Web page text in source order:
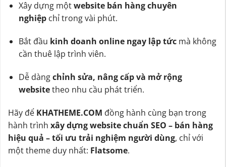
Xây dựng mộtwebsite bán hàng chuyên
nghiệpchỉ trong vài phút.
Bắt đầu kinh doanh online ngay lập tứcmà không
cần thuê lập trình viên.
Dễ dàngchỉnh sửa, nâng cấp và mở rộng
websitetheo nhu cầu phát triển.
Hãy để KHATHEME.COM đồng hành cùng bạn trong
hành trình xây dựng website chuẩn SEO – bán hàng
hiệu quả – tối ưu trải nghiệm người dùng, chỉ với
một theme duy nhất: Flatsome.